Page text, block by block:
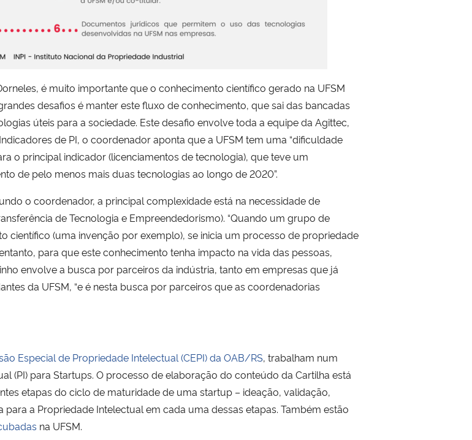
é muito importante que o conhecimento científico gerado na UFSM
desafios é manter este fluxo de conhecimento, que sai das bancadas
úteis para a sociedade. Este desafio envolve toda a equipe da Agittec,
de PI, o coordenador aponta que a UFSM tem uma “dificuldade
o principal indicador (licenciamentos de tecnologia), que teve um
de pelo menos mais duas tecnologias ao longo de 2020”.
o coordenador, a principal complexidade está na necessidade de
de Tecnologia e Empreendedorismo). “Quando um grupo de
(uma invenção por exemplo), se inicia um processo de propriedade
para que este conhecimento tenha impacto na vida das pessoas,
envolve a busca por parceiros da indústria, tanto em empresas que já
da UFSM, “e é nesta busca por parceiros que as coordenadorias
Especial de Propriedade Intelectual (CEPI) da OAB/RS, trabalham num
(PI) para Startups. O processo de elaboração do conteúdo da Cartilha está
etapas do ciclo de maturidade de uma startup – ideação, validação,
a Propriedade Intelectual em cada uma dessas etapas. Também estão
na UFSM.